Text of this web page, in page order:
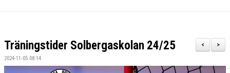
DOKUMENT
>
<
Träningstider Solbergaskolan 24/25
2024-11-05 08:14